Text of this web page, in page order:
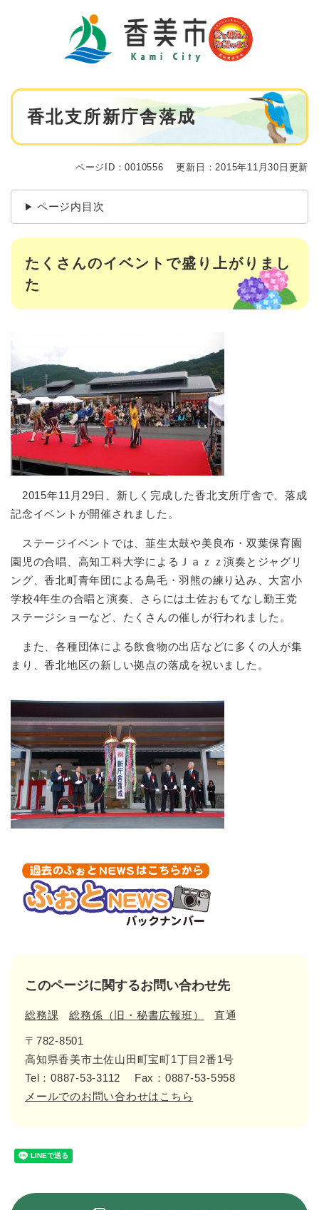
本
香北支所新庁舎落成
ページID：0010556 更新日：2015年11月30日更新
ページ内目次
たくさんのイベントで盛り上がりまし
た
2015年11月29日、新しく完成した香北支所庁舎で、落成
記念イベントが開催されました。
ステージイベントでは、韮生太鼓や美良布・双葉保育園
園児の合唱、高知工科大学によるＪａｚｚ演奏とジャグリ
ング、香北町青年団による鳥毛・羽熊の練り込み、大宮小
学校4年生の合唱と演奏、さらには土佐おもてなし勤王党
ステージショーなど、たくさんの催しが行われました。
また、各種団体による飲食物の出店などに多くの人が集
まり、香北地区の新しい拠点の落成を祝いました。
このページに関するお問い合わせ先
総務課 総務係（旧・秘書広報班） 直通
〒782-8501
高知県香美市土佐山田町宝町1丁目2番1号
Tel：0887-53-3112
Fax：0887-53-5958
メールでのお問い合わせはこちら